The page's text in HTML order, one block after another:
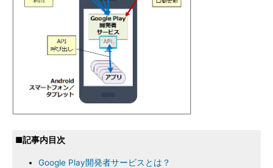
■記事内目次
Google Play開発者サービスとは？